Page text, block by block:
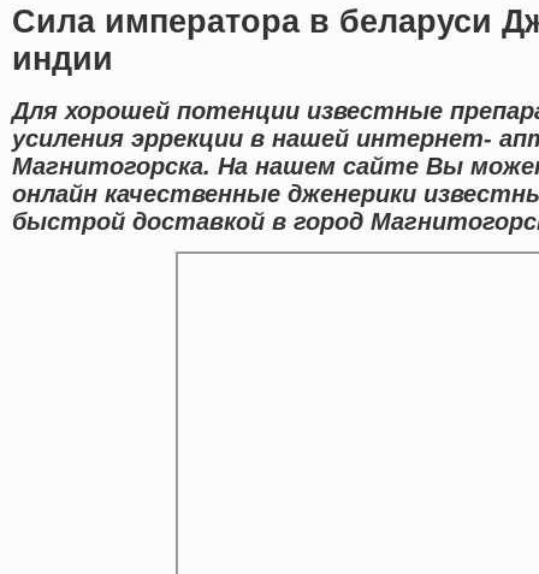
Сила императора в беларуси
индии
Для хорошей потенции известные
усиления эррекции в нашей интернет-
Магнитогорска. На нашем сайте Вы
онлайн качественные дженерики
быстрой доставкой в город